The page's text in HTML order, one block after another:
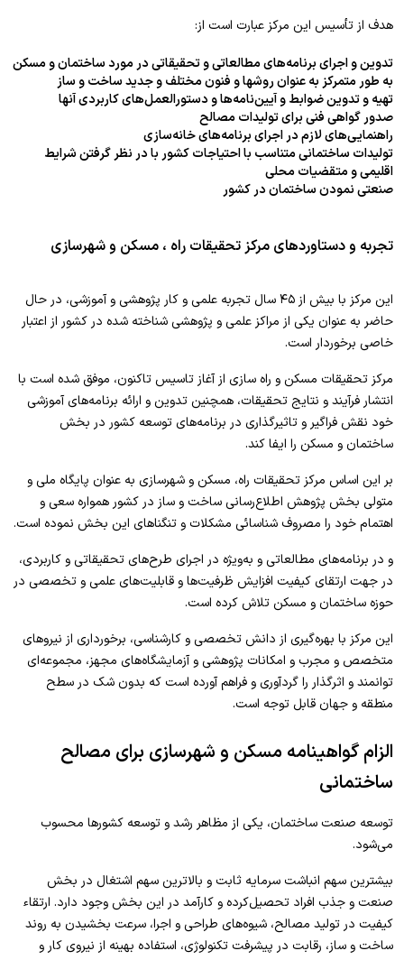
هدف از تأسیس این مرکز عبارت است از:
تدوین و اجرای برنامه‌های مطالعاتی و تحقیقاتی در مورد ساختمان و مسکن
به طور متمرکز به عنوان روشها و فنون مختلف و جدید ساخت و ساز
تهیه و تدوین ضوابط و آیین‌نامه‌ها و دستورالعمل‌های کاربردی آنها
صدور گواهی فنی برای تولیدات مصالح
راهنمایی‌های لازم در اجرای برنامه‌های خانه‌سازی
تولیدات ساختمانی متناسب با احتیاجات کشور با در نظر گرفتن شرایط
اقلیمی و متقضیات محلی
صنعتی نمودن ساختمان در کشور
تجربه و دستاوردهای مرکز تحقیقات راه ، مسکن و شهرسازی
این مرکز با بیش از ۴۵ سال تجربه علمی و کار پژوهشی و آموزشی، در حال
حاضر به عنوان یکی از مراکز علمی و پژوهشی شناخته شده در کشور از اعتبار
خاصی برخوردار است.
مرکز تحقیقات مسکن و راه سازی از آغاز تاسیس تاکنون، موفق شده است با
انتشار فرآیند و نتایج تحقیقات، همچنین تدوین و ارائه برنامه‌های آموزشی
خود نقش فراگیر و تاثیر‌گذاری در برنامه‌های توسعه کشور در بخش
ساختمان و مسکن را ایفا کند.
بر این اساس مرکز تحقیقات راه، مسکن و شهرسازی به عنوان پایگاه ملی و
متولی بخش پژوهش اطلاع‌رسانی ساخت و ساز در کشور همواره سعی و
اهتمام خود را مصروف شناسائی مشکلات و تنگناهای این بخش نموده است.
و در برنامه‌های مطالعاتی و به‌ویژه در اجرای طرح‌های تحقیقاتی و کاربردی،
در جهت ارتقای کیفیت افزایش ظرفیت‌ها و قابلیت‌های علمی و تخصصی در
حوزه ساختمان و مسکن تلاش کرده است.
این مرکز با بهر‌ه‌گیری از دانش تخصصی و کارشناسی، برخورداری از نیروهای
متخصص و مجرب و امکانات پژوهشی و آزمایشگاه‌های مجهز، مجموعه‌ای
توانمند و اثر‌گذار را گردآوری و فراهم آورده است که بدون شک در سطح
منطقه و جهان قابل توجه است.
الزام گواهینامه مسکن و شهرسازی برای مصالح
ساختمانی
توسعه صنعت ساختمان، یکی از مظاهر رشد و توسعه کشورها محسوب
می‌شود.
بیشترین سهم انباشت سرمایه ثابت و بالاترین سهم اشتغال در بخش
صنعت و جذب افراد تحصیل‌کرده و کارآمد در این بخش وجود دارد. ارتقاء
کیفیت در تولید مصالح، شیوه‌های طراحی و اجرا، سرعت‌ بخشیدن به روند
ساخت و ساز، رقابت در پیشرفت تکنولوژی، استفاده بهینه از نیروی کار و